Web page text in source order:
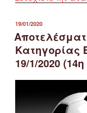
ΔΗΜΟΣΙΕΎΤΗΚΕ
ΣΤΙΣ
19/01/2020
Κατηγορίας
19/1/2020